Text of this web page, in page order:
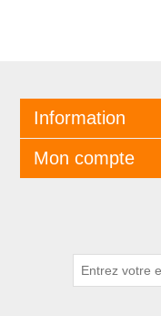
Information
Mon compte